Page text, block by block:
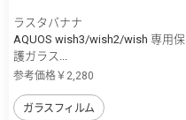
ラスタバナナ
AQUOS wish3/wish2/wish 専用保
護ガラス...
参考価格￥2,280
ガラスフィルム